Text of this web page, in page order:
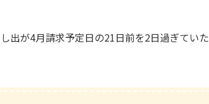
出が4月請求予定日の21日前を2日過ぎていた